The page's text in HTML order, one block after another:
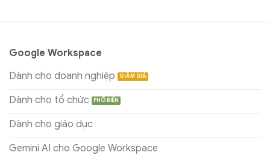
Google Workspace
Dành cho doanh nghiệp
Dành cho tổ chức
Dành cho giáo dục
Gemini AI cho Google Workspace